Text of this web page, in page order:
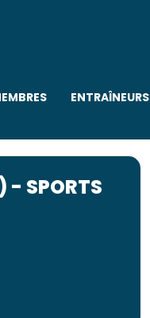
ENTRAÎNEURS
- SPORTS